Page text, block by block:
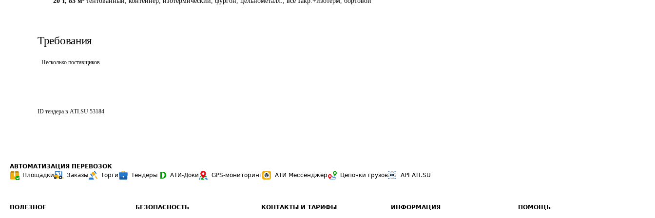
Требования
Несколько поставщиков
ID тендера в ATI.SU 53184
АВТОМАТИЗАЦИЯ ПЕРЕВОЗОК
Площадки
Заказы Торги Тендеры АТИ-Доки GPS-мониторинг АТИ Мессенджер Цепочки грузов API ATI.SU
ПОЛЕЗНОЕ БЕЗОПАСНОСТЬ КОНТАКТЫ И ТАРИФЫ ИНФОРМАЦИЯ ПОМОЩЬ